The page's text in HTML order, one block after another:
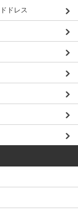
ドレス